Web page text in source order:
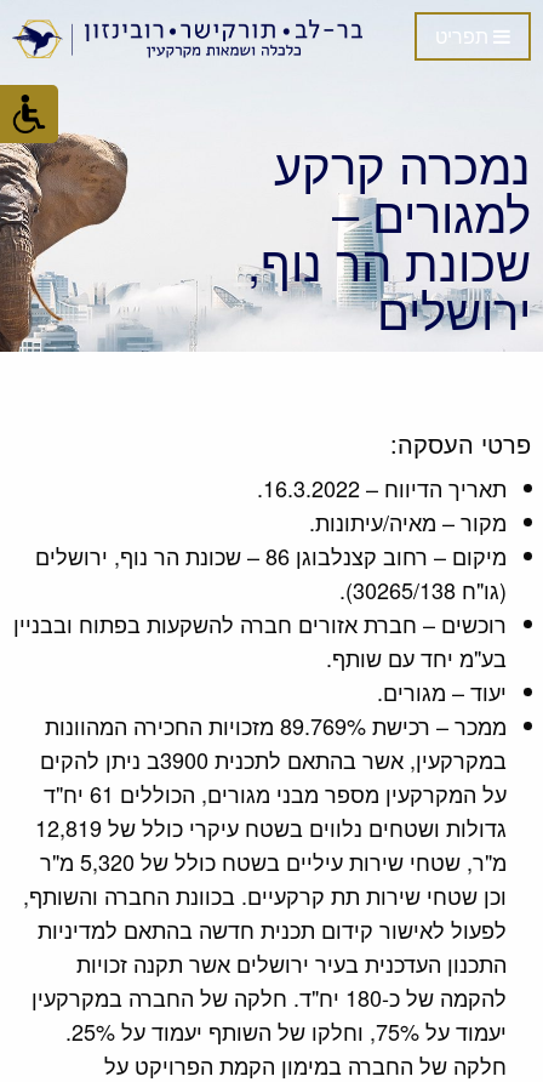
נמכרה קרקע
למגורים –
שכונת הר נוף,
ירושלים
פרטי העסקה:
תאריך הדיווח – 16.3.2022.
מקור – מאיה/עיתונות.
מיקום – רחוב קצנלבוגן 86 – שכונת הר נוף, ירושלים
(גו"ח 30265/138).
רוכשים – חברת אזורים חברה להשקעות בפתוח ובבניין
בע"מ יחד עם שותף.
יעוד – מגורים.
ממכר – רכישת 89.769% מזכויות החכירה המהוונות
במקרקעין, אשר בהתאם לתכנית 3900ב ניתן להקים
על המקרקעין מספר מבני מגורים, הכוללים 61 יח"ד
גדולות ושטחים נלווים בשטח עיקרי כולל של 12,819
מ"ר, שטחי שירות עיליים בשטח כולל של 5,320 מ"ר
וכן שטחי שירות תת קרקעיים. בכוונת החברה והשותף,
לפעול לאישור קידום תכנית חדשה בהתאם למדיניות
התכנון העדכנית בעיר ירושלים אשר תקנה זכויות
להקמה של כ-180 יח"ד. חלקה של החברה במקרקעין
יעמוד על 75%, וחלקו של השותף יעמוד על 25%.
חלקה של החברה במימון הקמת הפרויקט על